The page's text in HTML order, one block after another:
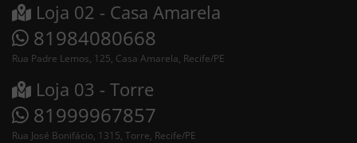
Loja 02 - Casa Amarela
81984080668
Rua Padre Lemos, 125, Casa Amarela, Recife/PE
Loja 03 - Torre
81999967857
Rua José Bonifácio, 1315, Torre, Recife/PE